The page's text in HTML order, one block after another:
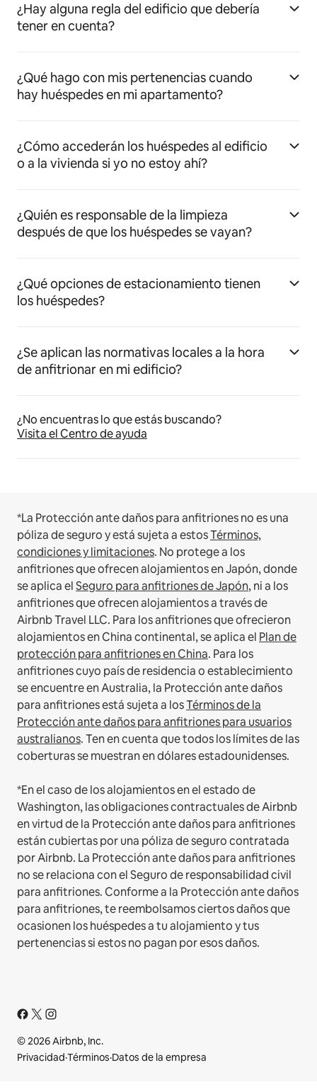
¿Hay alguna regla del edificio que debería
tener en cuenta?
¿Qué hago con mis pertenencias cuando
hay huéspedes en mi apartamento?
¿Cómo accederán los huéspedes al edificio
o a la vivienda si yo no estoy ahí?
¿Quién es responsable de la limpieza
después de que los huéspedes se vayan?
¿Qué opciones de estacionamiento tienen
los huéspedes?
¿Se aplican las normativas locales a la hora
de anfitrionar en mi edificio?
¿No encuentras lo que estás buscando?
Visita el Centro de ayuda
*La Protección ante daños para anfitriones no es una
póliza de seguro y está sujeta a estosTérminos,
condiciones y limitaciones. No protege a los
anfitriones que ofrecen alojamientos en Japón, donde
se aplica elSeguro para anfitriones de Japón, ni a los
anfitriones que ofrecen alojamientos a través de
Airbnb Travel LLC. Para los anfitriones que ofrecieron
alojamientos en China continental, se aplica el Plan de
protección para anfitriones en China. Para los
anfitriones cuyo país de residencia o establecimiento
se encuentre en Australia, la Protección ante daños
para anfitriones está sujeta a losTérminos de la
Protección ante daños para anfitriones para usuarios
australianos. Ten en cuenta que todos los límites de las
coberturas se muestran en dólares estadounidenses.
*En el caso de los alojamientos en el estado de
Washington, las obligaciones contractuales de Airbnb
en virtud de la Protección ante daños para anfitriones
están cubiertas por una póliza de seguro contratada
por Airbnb. La Protección ante daños para anfitriones
no se relaciona con el Seguro de responsabilidad civil
para anfitriones. Conforme a la Protección ante daños
para anfitriones, te reembolsamos ciertos daños que
ocasionen los huéspedes a tu alojamiento y tus
pertenencias si estos no pagan por esos daños.
© 2026 Airbnb, Inc.
Privacidad·Términos·Datos de la empresa